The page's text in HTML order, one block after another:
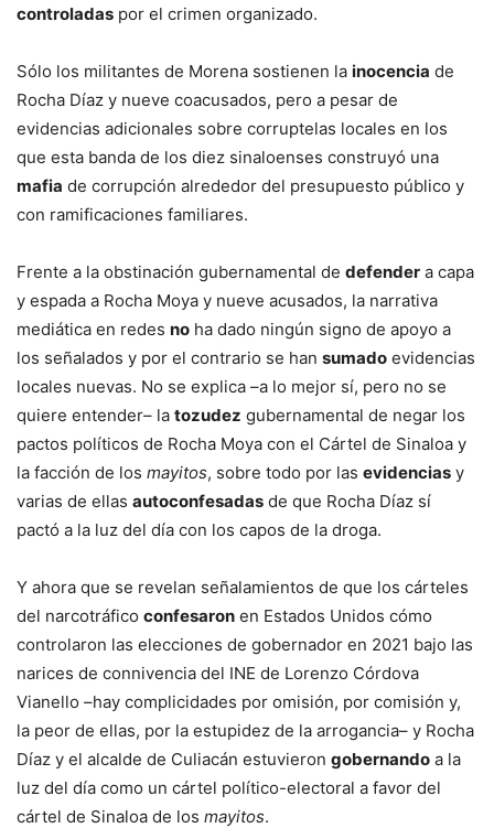
controladas por el crimen organizado.
Sólo los militantes de Morena sostienen la inocencia de
Rocha Díaz y nueve coacusados, pero a pesar de
evidencias adicionales sobre corruptelas locales en los
que esta banda de los diez sinaloenses construyó una
mafia de corrupción alrededor del presupuesto público y
con ramificaciones familiares.
Frente a la obstinación gubernamental de defender a capa
y espada a Rocha Moya y nueve acusados, la narrativa
mediática en redes no ha dado ningún signo de apoyo a
los señalados y por el contrario se han sumado evidencias
locales nuevas. No se explica –a lo mejor sí, pero no se
quiere entender– la tozudez gubernamental de negar los
pactos políticos de Rocha Moya con el Cártel de Sinaloa y
la facción de los mayitos, sobre todo por las evidencias y
varias de ellas autoconfesadas de que Rocha Díaz sí
pactó a la luz del día con los capos de la droga.
Y ahora que se revelan señalamientos de que los cárteles
del narcotráfico confesaron en Estados Unidos cómo
controlaron las elecciones de gobernador en 2021 bajo las
narices de connivencia del INE de Lorenzo Córdova
Vianello –hay complicidades por omisión, por comisión y,
la peor de ellas, por la estupidez de la arrogancia– y Rocha
Díaz y el alcalde de Culiacán estuvieron gobernando a la
luz del día como un cártel político-electoral a favor del
cártel de Sinaloa de los mayitos.